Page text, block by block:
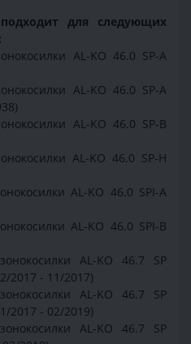
для следующих
AL-KO 46.0 SP-A
AL-KO 46.0 SP-A
AL-KO 46.0 SP-B
AL-KO 46.0 SP-H
AL-KO 46.0 SPI-A
AL-KO 46.0 SPI-B
AL-KO 46.7 SP
2017 - 11/2017)
AL-KO 46.7 SP
2017 - 02/2019)
AL-KO 46.7 SP